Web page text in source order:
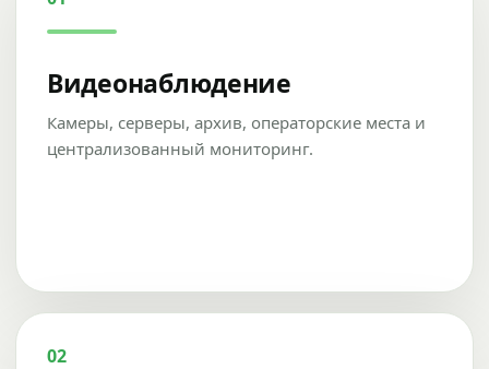
Видеонаблюдение
Камеры, серверы, архив, операторские места и
централизованный мониторинг.
02